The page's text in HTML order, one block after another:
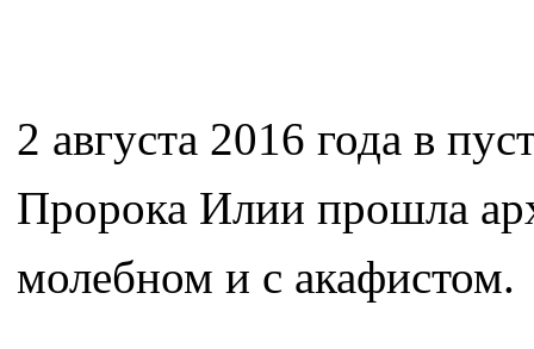
2 августа 2016 года в
Пророка Илии прошла
молебном и с акафистом.